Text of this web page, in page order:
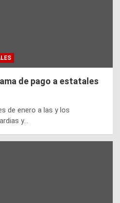
de pago a estatales
de enero a las y los
y…